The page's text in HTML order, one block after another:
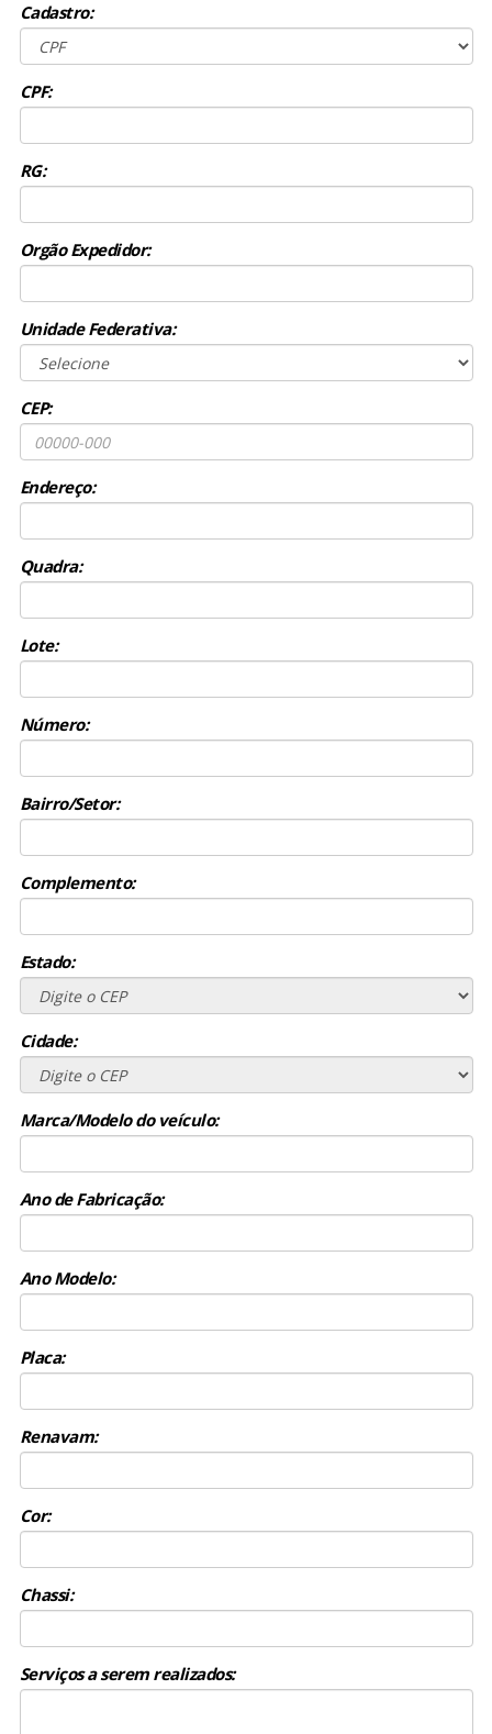
Cadastro:
CPF:
RG:
Orgão Expedidor:
Unidade Federativa:
CEP:
Endereço:
Quadra:
Lote:
Número:
Bairro/Setor:
Complemento:
Estado:
Cidade:
Marca/Modelo do veículo:
Ano de Fabricação:
Ano Modelo:
Placa:
Renavam:
Cor:
Chassi:
Serviços a serem realizados: